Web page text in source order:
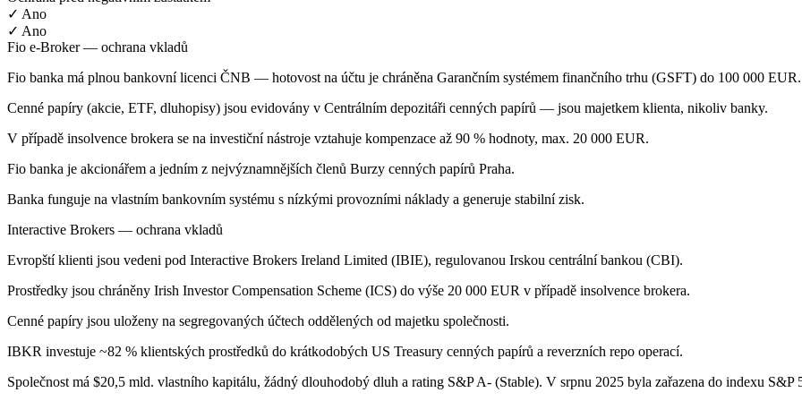
✓ Ano
✓ Ano
Fio e-Broker — ochrana vkladů
Fio banka má plnou bankovní licenci ČNB — hotovost na účtu je chráněna Garančním systémem finančního trhu (GSFT) do 100 000 EUR.
Cenné papíry (akcie, ETF, dluhopisy) jsou evidovány v Centrálním depozitáři cenných papírů — jsou majetkem klienta, nikoliv banky.
V případě insolvence brokera se na investiční nástroje vztahuje kompenzace až 90 % hodnoty, max. 20 000 EUR.
Fio banka je akcionářem a jedním z nejvýznamnějších členů Burzy cenných papírů Praha.
Banka funguje na vlastním bankovním systému s nízkými provozními náklady a generuje stabilní zisk.
Interactive Brokers — ochrana vkladů
Evropští klienti jsou vedeni pod Interactive Brokers Ireland Limited (IBIE), regulovanou Irskou centrální bankou (CBI).
Prostředky jsou chráněny Irish Investor Compensation Scheme (ICS) do výše 20 000 EUR v případě insolvence brokera.
Cenné papíry jsou uloženy na segregovaných účtech oddělených od majetku společnosti.
IBKR investuje ~82 % klientských prostředků do krátkodobých US Treasury cenných papírů a reverzních repo operací.
Společnost má $20,5 mld. vlastního kapitálu, žádný dlouhodobý dluh a rating S&P A- (Stable). V srpnu 2025 byla zařazena do indexu S&P